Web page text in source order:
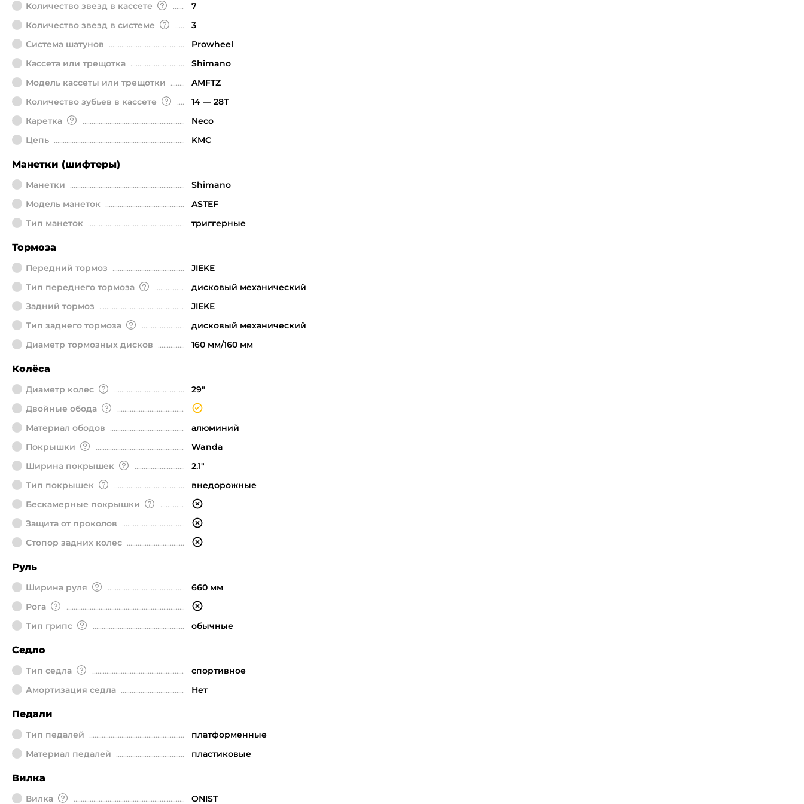
Количество звезд в кассете
7
Количество звезд в системе
3
Система шатунов
Prowheel
Кассета или трещотка
Shimano
Модель кассеты или трещотки
AMFTZ
Количество зубьев в кассете
14 — 28Т
Каретка
Neco
Цепь
KMC
Манетки (шифтеры)
Манетки
Shimano
Модель манеток
ASTEF
Тип манеток
триггерные
Тормоза
Передний тормоз
JIEKE
Тип переднего тормоза
дисковый механический
Задний тормоз
JIEKE
Тип заднего тормоза
дисковый механический
Диаметр тормозных дисков
160 мм/160 мм
Колёса
Диаметр колeс
29"
Двойные обода
Материал ободов
алюминий
Покрышки
Wanda
Ширина покрышек
2.1"
Тип покрышек
внедорожные
Бескамерные покрышки
Защита от проколов
Стопор задних колес
Руль
Ширина руля
660 мм
Рога
Тип грипс
обычные
Седло
Тип седла
спортивное
Амортизация седла
Нет
Педали
Тип педалей
платформенные
Материал педалей
пластиковые
Вилка
Вилка ONIST